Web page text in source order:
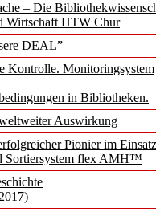
– Die
Wirtschaft HTW Chur
DEAL”
Kontrolle. Monitoringsystem
in Bibliotheken.
Auswirkung
Pionier im
Sortiersystem flex AMH™
(August
von
Welt